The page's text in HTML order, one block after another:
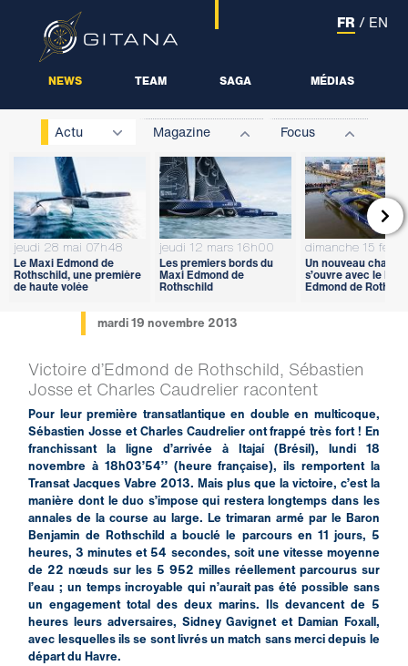
NEWS TEAM SAGA MÉDIAS
FR / EN
Actu Magazine Focus
jeudi 28 mai 07h48
Le Maxi Edmond de
Rothschild, une première
de haute volée
jeudi 12 mars 16h00
Les premiers bords du
Maxi Edmond de
Rothschild
dimanche 15
Un nouveau
s’ouvre avec le Maxi
Edmond de

mardi 19 novembre 2013
Victoire d’Edmond de Rothschild, Sébastien
Josse et Charles Caudrelier racontent
Pour leur première transatlantique en double en multicoque,
Sébastien Josse et Charles Caudrelier ont frappé très fort ! En
franchissant la ligne d’arrivée à Itajaí (Brésil), lundi 18
novembre à 18h03’54’’ (heure française), ils remportent la
Transat Jacques Vabre 2013. Mais plus que la victoire, c’est la
manière dont le duo s’impose qui restera longtemps dans les
annales de la course au large. Le trimaran armé par le Baron
Benjamin de Rothschild a bouclé le parcours en 11 jours, 5
heures, 3 minutes et 54 secondes, soit une vitesse moyenne
de 22 nœuds sur les 5 952 milles réellement parcourus sur
l’eau ; un temps incroyable qui n’aurait pas été possible sans
un engagement total des deux marins. Ils devancent de 5
heures leurs adversaires, Sidney Gavignet et Damian Foxall,
avec lesquelles ils se sont livrés un match sans merci depuis le
départ du Havre.